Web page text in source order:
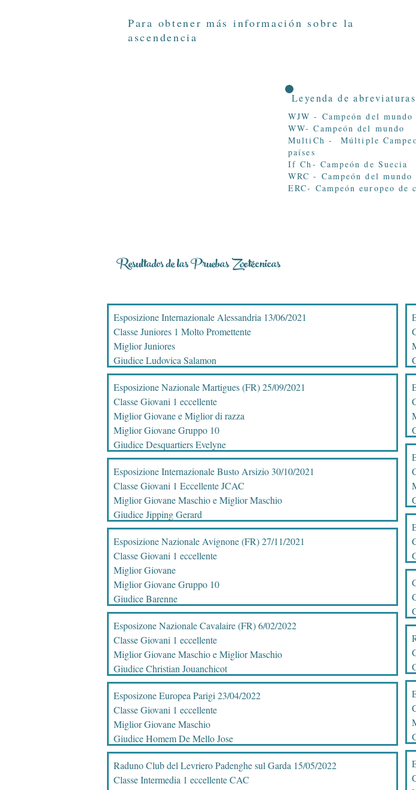
Para obtener más información sobre la
ascendencia
Leyenda de abreviaturas
WJW - Campeón del
WW- Campeón del mundo
MultiCh - Múltiple
países
If Ch- Campeón de Suecia
WRC - Campeón del mundo
ERC- Campeón europeo de
Esposizione Internazionale Alessandria 13/06/2021
Classe Juniores 1 Molto Promettente
Miglior Juniores
Giudice Ludovica Salamon
Esposizione Nazionale Martigues (FR) 25/09/2021
Classe Giovani 1 eccellente
Miglior Giovane e Miglior di razza
Miglior Giovane Gruppo 10
Giudice Desquartiers Evelyne
Esposizione Internazionale Busto Arsizio 30/10/2021
Classe Giovani 1 Eccellente JCAC
Miglior Giovane Maschio e Miglior Maschio
Giudice Jipping Gerard
Esposizione Nazionale Avignone (FR) 27/11/2021
Classe Giovani 1 eccellente
Miglior Giovane
Miglior Giovane Gruppo 10
Giudice Barenne
Esposizone Nazionale Cavalaire (FR) 6/02/2022
Classe Giovani 1 eccellente
Miglior Giovane Maschio e Miglior Maschio
Giudice Christian Jouanchicot
Esposizone Europea Parigi 23/04/2022
Classe Giovani 1 eccellente
Miglior Giovane Maschio
Giudice Homem De Mello Jose
Raduno Club del Levriero Padenghe sul Garda 15/05/2022
Classe Intermedia 1 eccellente CAC
Resultados de las Pruebas Zootécnicas